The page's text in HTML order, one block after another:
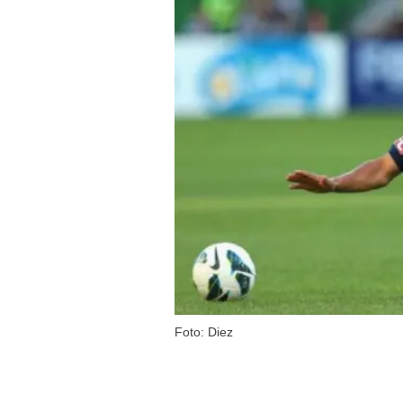
Foto: Diez